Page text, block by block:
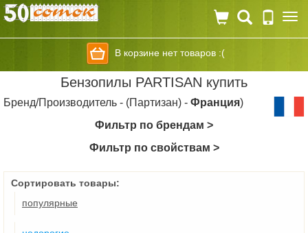
В корзине нет товаров :(
Бензопилы PARTISAN купить
Бренд/Производитель - (Партизан) - Франция)
Фильтр по брендам >
Фильтр по свойствам >
Сортировать товары:
популярные